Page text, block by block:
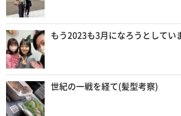
もう2023も3月になろうとしてい
世紀の一戦を経て(髪型考察)